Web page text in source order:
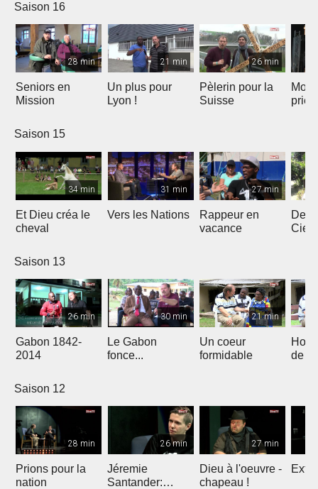
Saison 16
28 min
Seniors en
Mission
21 min
Un plus pour
Lyon !
26 min
Pèlerin pour la
Suisse
Saison 15
34 min
Et Dieu créa le
cheval
31 min
Vers les Nations
27 min
Rappeur en
vacance
Ciel
Saison 13
26 min
Gabon 1842-
2014
30 min
Le Gabon
fonce...
21 min
Un coeur
formidable
de
Saison 12
28 min
Prions pour la
nation
26 min
Jéremie
Santander:
27 min
Dieu à l'oeuvre -
chapeau !